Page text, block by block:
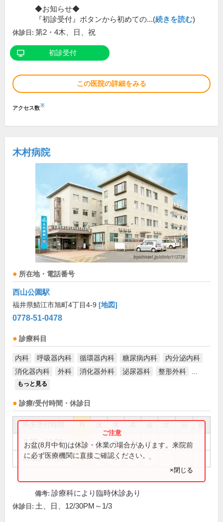
◆お知らせ◆
『初診受付』ボタンから初めての...(続きを読む)
休診日: 第2・4木、日、祝
初診受付
この医院の詳細をみる
アクセス数※
木村病院
所在地・電話番号
西山公園駅
福井県鯖江市旭町4丁目4-9 [地図]
0778-51-0478
診療科目
内科 呼吸器内科 循環器内科 糖尿病内科
内分泌内科
消化器内科
外科 消化器外科 泌尿器科 整形外科
もっと見る
診療/受付時間・休診日
祝
8:30～12:00 ● ● ● ● ●
13:30～17:00 ● ● ● ●
お盆(8月中旬)は休診・休業の場合があります。来院前
に必ず医療機関に直接ご確認ください。
×閉じる
備考: 診療科により臨時休診あり
休診日: 土、日、12/30PM～1/3